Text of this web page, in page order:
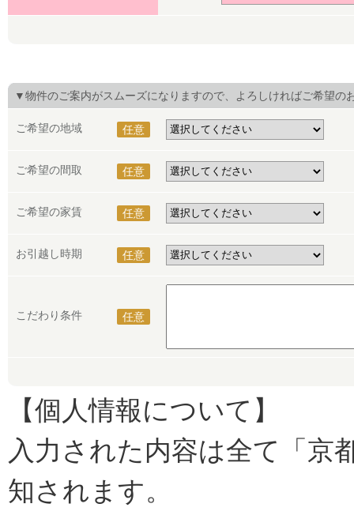
▼物件のご案内がスムーズになりますので、よろしければご希望の
ご希望の地域 任意
ご希望の間取 任意
ご希望の家賃 任意
お引越し時期 任意
こだわり条件 任意
【個人情報について】
入力された内容は全て「京
知されます。